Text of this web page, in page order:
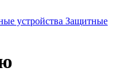
устройства Защитные